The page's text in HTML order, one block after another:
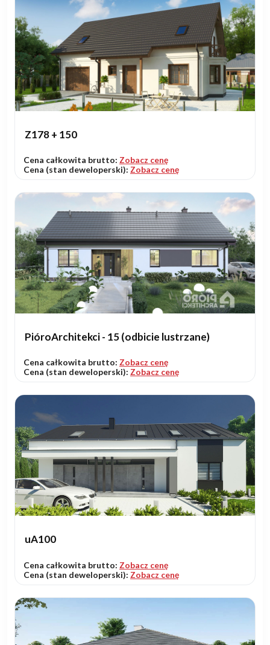
Z178 + 150
Cena całkowita brutto: Zobacz cenę
Cena (stan deweloperski): Zobacz cenę
PióroArchitekci - 15 (odbicie lustrzane)
Cena całkowita brutto: Zobacz cenę
Cena (stan deweloperski): Zobacz cenę
uA100
Cena całkowita brutto: Zobacz cenę
Cena (stan deweloperski): Zobacz cenę